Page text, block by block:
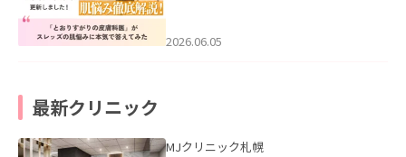
2026.06.05
最新クリニック
MJクリニック札幌